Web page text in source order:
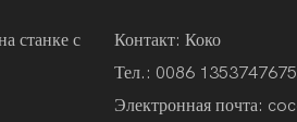
станке с
Контакт: Коко
Тел.: 0086
Электронная почта: